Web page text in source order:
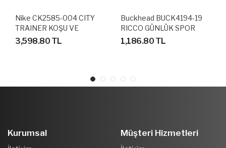
Nike CK2585-004 CITY
TRAINER KOŞU VE
YÜRÜYÜŞ AYAKKABISI
3,598.80 TL
Buckhead BUCK4194-19
RICCO GÜNLÜK SPOR
AYAKKABI
1,186.80 TL
Kurumsal Müşteri Hizmetleri